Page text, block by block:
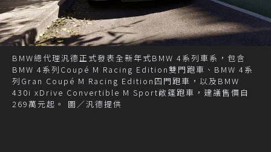
BMW總代理汎德正式發表全新年式BMW 4系列車系，包含
BMW 4系列Coupé M Racing Edition雙門跑車、BMW 4系
列Gran Coupé M Racing Edition四門跑車，以及BMW
430i xDrive Convertible M Sport敞篷跑車，建議售價自
269萬元起。 圖／汎德提供